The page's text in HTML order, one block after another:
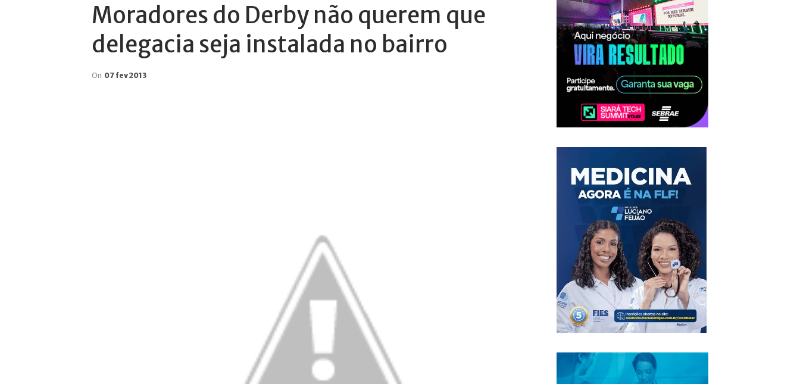
Moradores do Derby não querem que
delegacia seja instalada no bairro
On 07 fev 2013